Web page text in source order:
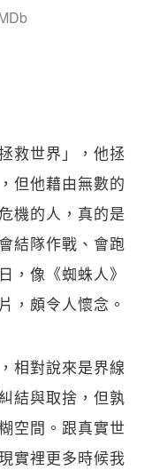
救世界」，他拯
但他藉由無數的
機的人，真的是
結隊作戰、會跑
，像《蜘蛛人》
，頗令人懷念。
相對說來是界線
結與取捨，但孰
空間。跟真實世
實裡更多時候我